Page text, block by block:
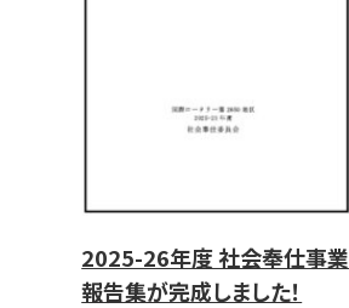
2025-26年度 社会奉仕事業
報告集が完成しました！